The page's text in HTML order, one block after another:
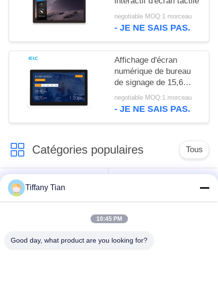
negotiable MOQ:1 morceau
- JE NE SAIS PAS.
Affichage d'écran
numérique de bureau
de signage de 15,6
pouces entourant le
guide optique de LED
negotiable MOQ:1 morceau
- JE NE SAIS PAS.
Catégories populaires Tous
Affichages
numériques
Affichage à écran
Tiffany Tian
10:45 PM
Good day, what product are you looking for?